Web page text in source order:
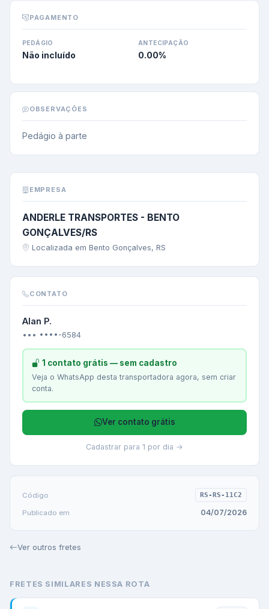
PAGAMENTO
PEDÁGIO
Não incluído
ANTECIPAÇÃO
0.00%
OBSERVAÇÕES
Pedágio à parte
EMPRESA
ANDERLE TRANSPORTES - BENTO
GONÇALVES/RS
Localizada em Bento Gonçalves, RS
CONTATO
Alan P.
••• ••••-6584
1 contato grátis — sem cadastro
Veja o WhatsApp desta transportadora agora, sem criar
conta.
Ver contato grátis
Cadastrar para 1 por dia →
Código RS-RS-11C2
Publicado em 04/07/2026
Ver outros fretes
FRETES SIMILARES NESSA ROTA